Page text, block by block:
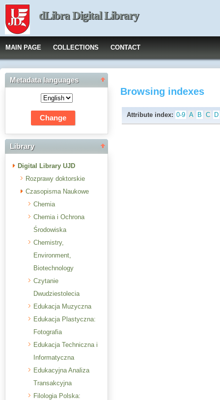
dLibra Digital Library
MAIN PAGE COLLECTIONS CONTACT
Metadata languages
Library
Digital Library UJD
Rozprawy doktorskie
Czasopisma Naukowe
Chemia
Chemia i Ochrona
Środowiska
Chemistry,
Environment,
Biotechnology
Czytanie
Dwudziestolecia
Edukacja Muzyczna
Edukacja Plastyczna:
Fotografia
Edukacja Techniczna i
Informatyczna
Edukacyjna Analiza
Transakcyjna
Filologia Polska:
Browsing indexes
Attribute index: 0-9 A B C D